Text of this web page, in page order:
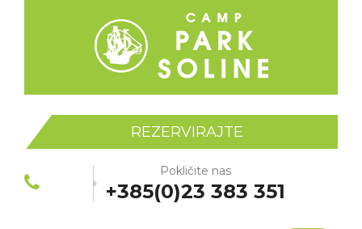
REZERVIRAJTE
Pokličite nas
+385(0)23 383 351